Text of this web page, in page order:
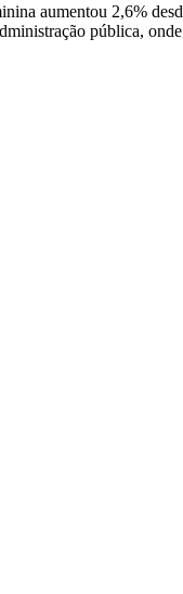
aumentou 2,6%
pública,